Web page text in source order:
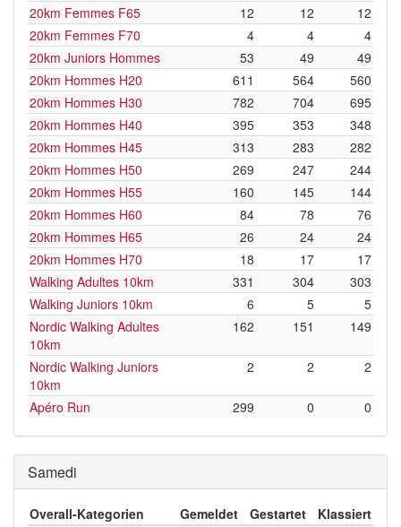
20km Femmes F65
12 12
12
20km Femmes F70
4 4
4
20km Juniors Hommes
53 49
49
20km Hommes H20
611 564
560
20km Hommes H30
782 704
695
20km Hommes H40
395 353
348
20km Hommes H45
313 283
282
20km Hommes H50
269 247
244
20km Hommes H55
160 145
144
20km Hommes H60
84 78
76
20km Hommes H65
26 24
24
20km Hommes H70
18 17
17
Walking Adultes 10km
331 304
303
Walking Juniors 10km
6 5
5
Nordic Walking Adultes
10km
162 151 149
Nordic Walking Juniors
10km
2 2 2
Apéro Run 299 0 0
Samedi
Overall-Kategorien Gemeldet Gestartet
Klassiert